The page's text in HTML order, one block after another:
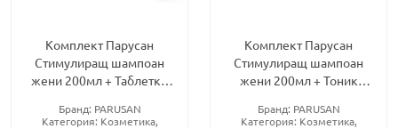
Комплект Парусан
Стимулиращ шампоан
жени 200мл + Таблетки
Бранд: PARUSAN
Категория: Козметика,
Комплект Парусан
Стимулиращ шампоан
жени 200мл + Тоник
Бранд: PARUSAN
Категория: Козметика,